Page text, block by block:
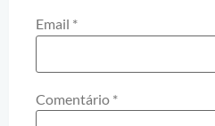
Email *
Comentário *